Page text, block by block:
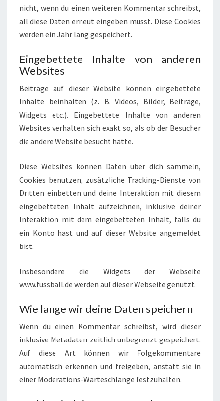
nicht, wenn du einen weiteren Kommentar schreibst,
all diese Daten erneut eingeben musst. Diese Cookies
werden ein Jahr lang gespeichert.
Eingebettete Inhalte von anderen
Websites
Beiträge auf dieser Website können eingebettete
Inhalte beinhalten (z. B. Videos, Bilder, Beiträge,
Widgets etc.). Eingebettete Inhalte von anderen
Websites verhalten sich exakt so, als ob der Besucher
die andere Website besucht hätte.
Diese Websites können Daten über dich sammeln,
Cookies benutzen, zusätzliche Tracking-Dienste von
Dritten einbetten und deine Interaktion mit diesem
eingebetteten Inhalt aufzeichnen, inklusive deiner
Interaktion mit dem eingebetteten Inhalt, falls du
ein Konto hast und auf dieser Website angemeldet
bist.
Insbesondere die Widgets der Webseite
www.fussball.de werden auf dieser Webseite genutzt.
Wie lange wir deine Daten speichern
Wenn du einen Kommentar schreibst, wird dieser
inklusive Metadaten zeitlich unbegrenzt gespeichert.
Auf diese Art können wir Folgekommentare
automatisch erkennen und freigeben, anstatt sie in
einer Moderations-Warteschlange festzuhalten.